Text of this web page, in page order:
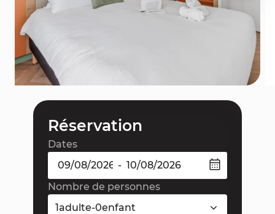
Réservation
Dates
-
Nombre de personnes
1adulte-0enfant